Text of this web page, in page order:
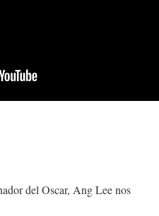
del Oscar, Ang Lee nos